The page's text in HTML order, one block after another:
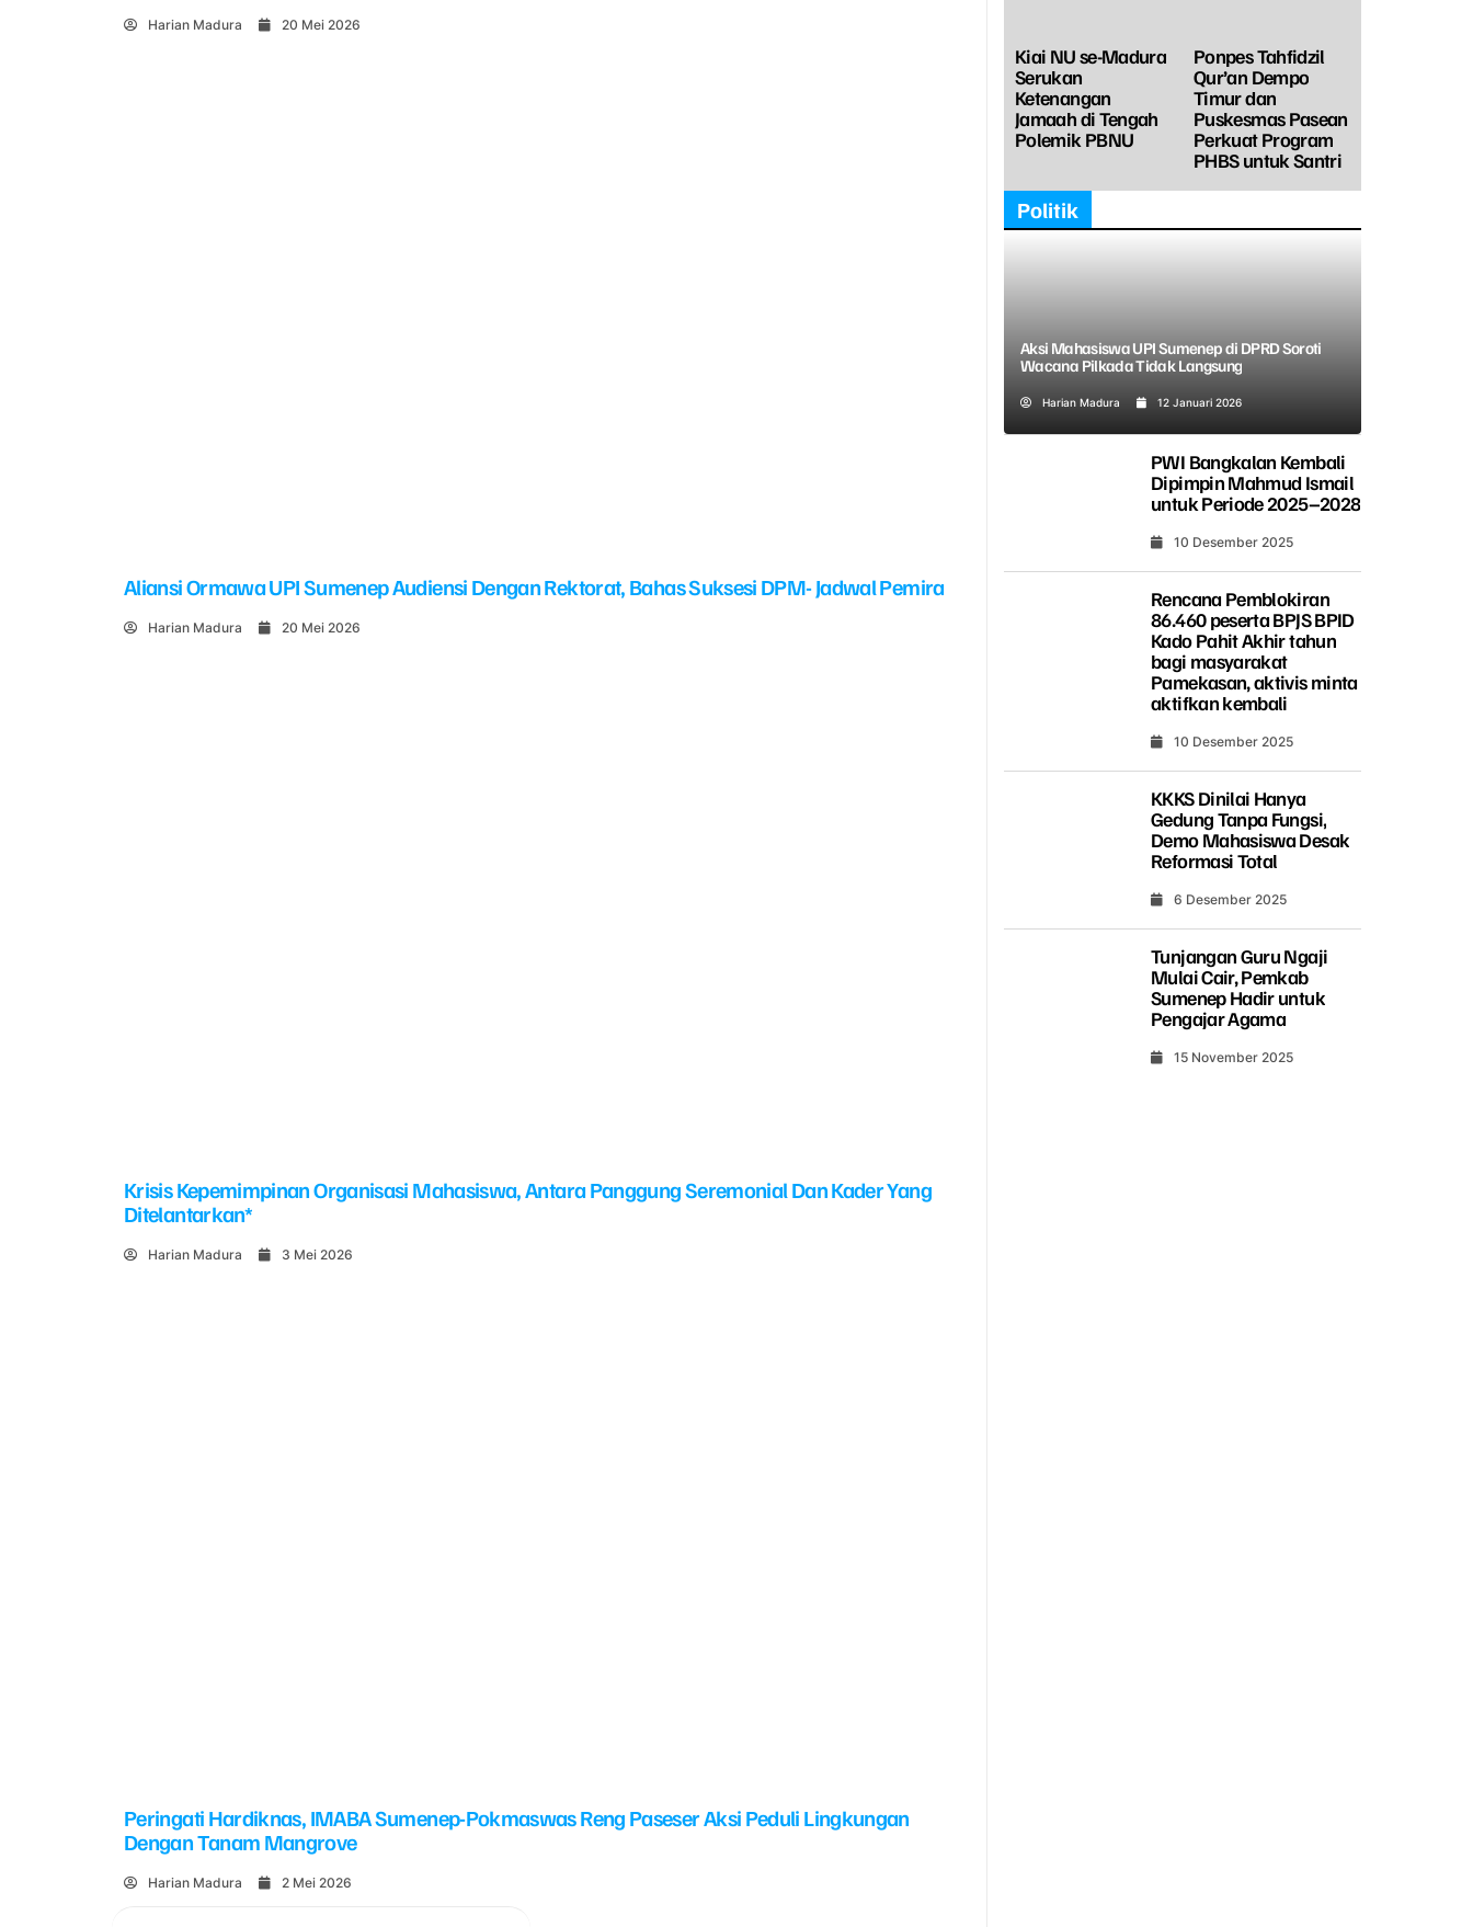
Harian Madura 20 Mei 2026
Aliansi Ormawa UPI Sumenep Audiensi Dengan Rektorat, Bahas Suksesi DPM- Jadwal Pemira
Harian Madura 20 Mei 2026
Krisis Kepemimpinan Organisasi Mahasiswa, Antara Panggung Seremonial Dan Kader Yang
Ditelantarkan*
Harian Madura 3 Mei 2026
Peringati Hardiknas, IMABA Sumenep-Pokmaswas Reng Paseser Aksi Peduli Lingkungan
Dengan Tanam Mangrove
Harian Madura 2 Mei 2026
Kiai NU se-Madura
Serukan
Ketenangan
Jamaah di Tengah
Polemik PBNU
Ponpes Tahfidzil
Qur’an Dempo
Timur dan
Puskesmas Pasean
Perkuat Program
PHBS untuk Santri
Politik
Aksi Mahasiswa UPI Sumenep di DPRD Soroti
Wacana Pilkada Tidak Langsung
Harian Madura 12 Januari 2026
PWI Bangkalan Kembali
Dipimpin Mahmud Ismail
untuk Periode 2025–2028
10 Desember 2025
Rencana Pemblokiran
86.460 peserta BPJS BPID
Kado Pahit Akhir tahun
bagi masyarakat
Pamekasan, aktivis minta
aktifkan kembali
10 Desember 2025
KKKS Dinilai Hanya
Gedung Tanpa Fungsi,
Demo Mahasiswa Desak
Reformasi Total
6 Desember 2025
Tunjangan Guru Ngaji
Mulai Cair, Pemkab
Sumenep Hadir untuk
Pengajar Agama
15 November 2025